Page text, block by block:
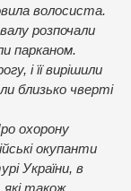
волосиста.
розпочали
парканом.
і її вирішили
близько чверті
охорону
окупанти
України, в